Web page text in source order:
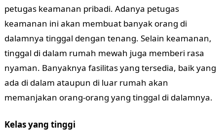
petugas keamanan pribadi. Adanya petugas
keamanan ini akan membuat banyak orang di
dalamnya tinggal dengan tenang. Selain keamanan,
tinggal di dalam rumah mewah juga memberi rasa
nyaman. Banyaknya fasilitas yang tersedia, baik yang
ada di dalam ataupun di luar rumah akan
memanjakan orang-orang yang tinggal di dalamnya.
Kelas yang tinggi